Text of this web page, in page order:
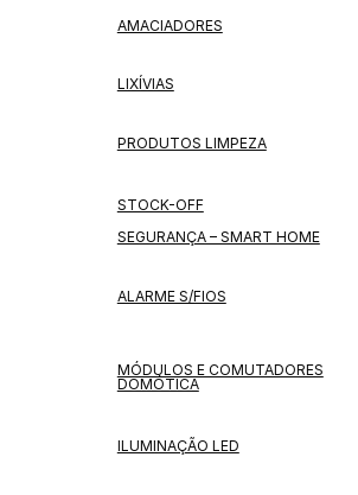
AMACIADORES
LIXÍVIAS
PRODUTOS LIMPEZA
STOCK-OFF
SEGURANÇA – SMART HOME
ALARME S/FIOS
MÓDULOS E COMUTADORES
DOMÓTICA
ILUMINAÇÃO LED